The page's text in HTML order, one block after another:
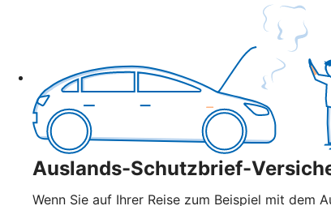
Auslands-Schutzbrief-
Wenn Sie auf Ihrer Reise zum Beispiel mit dem